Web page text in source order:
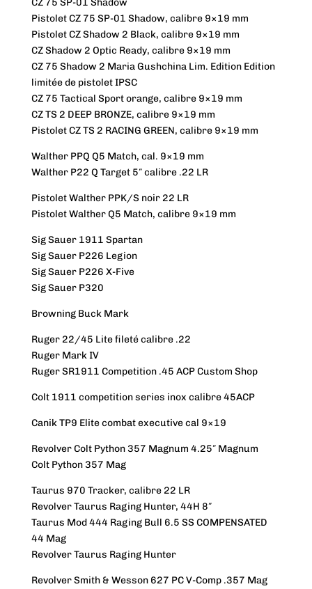
Pistolet CZ 75 SP-01 Shadow, calibre 9×19 mm
Pistolet CZ Shadow 2 Black, calibre 9×19 mm
CZ Shadow 2 Optic Ready, calibre 9×19 mm
CZ 75 Shadow 2 Maria Gushchina Lim. Edition Edition
limitée de pistolet IPSC
CZ 75 Tactical Sport orange, calibre 9×19 mm
CZ TS 2 DEEP BRONZE, calibre 9×19 mm
Pistolet CZ TS 2 RACING GREEN, calibre 9×19 mm
Walther PPQ Q5 Match, cal. 9×19 mm
Walther P22 Q Target 5″ calibre .22 LR
Pistolet Walther PPK/S noir 22 LR
Pistolet Walther Q5 Match, calibre 9×19 mm
Sig Sauer 1911 Spartan
Sig Sauer P226 Legion
Sig Sauer P226 X-Five
Sig Sauer P320
Browning Buck Mark
Ruger 22/45 Lite fileté calibre .22
Ruger Mark IV
Ruger SR1911 Competition .45 ACP Custom Shop
Colt 1911 competition series inox calibre 45ACP
Canik TP9 Elite combat executive cal 9×19
Revolver Colt Python 357 Magnum 4.25″ Magnum
Colt Python 357 Mag
Taurus 970 Tracker, calibre 22 LR
Revolver Taurus Raging Hunter, 44H 8″
Taurus Mod 444 Raging Bull 6.5 SS COMPENSATED
44 Mag
Revolver Taurus Raging Hunter
Revolver Smith & Wesson 627 PC V-Comp .357 Mag